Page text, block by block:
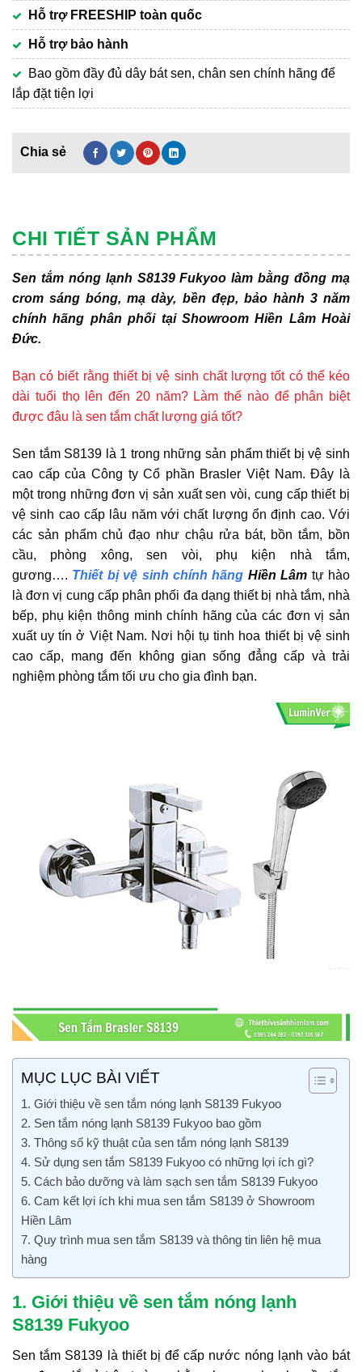
Hỗ trợ FREESHIP toàn quốc
Hỗ trợ bảo hành
Bao gồm đầy đủ dây bát sen, chân sen chính hãng để
lắp đặt tiện lợi
CHI TIẾT SẢN PHẨM
Sen tắm nóng lạnh S8139 Fukyoo làm bằng đồng mạ
crom sáng bóng, mạ dày, bền đẹp, bảo hành 3 năm
chính hãng phân phối tại Showroom Hiền Lâm Hoài
Đức.
Bạn có biết rằng thiết bị vệ sinh chất lượng tốt có thể kéo
dài tuổi thọ lên đến 20 năm? Làm thế nào để phân biệt
được đâu là sen tắm chất lượng giá tốt?
Sen tắm S8139 là 1 trong những sản phẩm thiết bị vệ sinh
cao cấp của Công ty Cổ phần Brasler Việt Nam. Đây là
một trong những đơn vị sản xuất sen vòi, cung cấp thiết bị
vệ sinh cao cấp lâu năm với chất lượng ổn định cao. Với
các sản phẩm chủ đạo như chậu rửa bát, bồn tắm, bồn
cầu, phòng xông, sen vòi, phụ kiện nhà tắm,
gương…. Thiết bị vệ sinh chính hãng Hiền Lâm tự hào
là đơn vị cung cấp phân phối đa dạng thiết bị nhà tắm, nhà
bếp, phụ kiện thông minh chính hãng của các đơn vị sản
xuất uy tín ở Việt Nam. Nơi hội tụ tinh hoa thiết bị vệ sinh
cao cấp, mang đến không gian sống đẳng cấp và trải
nghiệm phòng tắm tối ưu cho gia đình bạn.
MỤC LỤC BÀI VIẾT
1. Giới thiệu về sen tắm nóng lạnh S8139 Fukyoo
2. Sen tắm nóng lạnh S8139 Fukyoo bao gồm
3. Thông số kỹ thuật của sen tắm nóng lạnh S8139
4. Sử dụng sen tắm S8139 Fukyoo có những lợi ích gì?
5. Cách bảo dưỡng và làm sạch sen tắm S8139 Fukyoo
6. Cam kết lợi ích khi mua sen tắm S8139 ở Showroom
Hiền Lâm
7. Quy trình mua sen tắm S8139 và thông tin liên hệ mua
hàng
1. Giới thiệu về sen tắm nóng lạnh
S8139 Fukyoo
Sen tắm S8139 là thiết bị để cấp nước nóng lạnh vào bát